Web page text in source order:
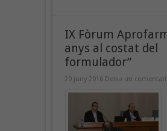
IX Fòrum
anys al costat del
formulador”
20 juny 2016 Deixa un comentari